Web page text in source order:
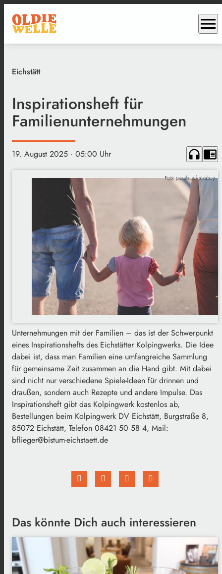
menu
Eichstätt
Inspirationsheft für
Familienunternehmungen
19. August 2025 · 05:00 Uhr headphones chrome_reader_mode
Foto: pexels auf pixabay
Unternehmungen mit der Familien – das ist der Schwerpunkt
eines Inspirationshefts des Eichstätter Kolpingwerks. Die Idee
dabei ist, dass man Familien eine umfangreiche Sammlung
für gemeinsame Zeit zusammen an die Hand gibt. Mit dabei
sind nicht nur verschiedene Spiele-Ideen für drinnen und
draußen, sondern auch Rezepte und andere Impulse. Das
Inspirationsheft gibt das Kolpingwerk kostenlos ab,
Bestellungen beim Kolpingwerk DV Eichstätt, Burgstraße 8,
85072 Eichstätt, Telefon 08421 50 58 4, Mail:
bflieger@bistum-eichstaett.de
Das könnte Dich auch interessieren